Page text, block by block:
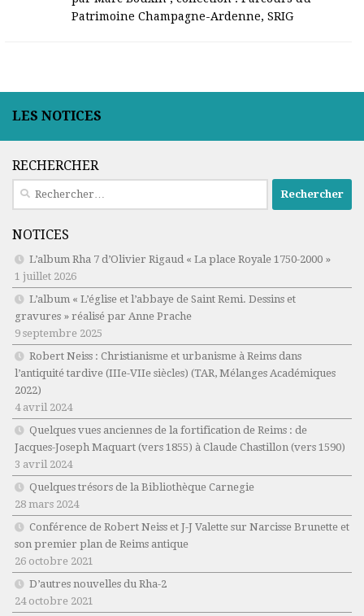
Patrimoine Champagne-Ardenne, SRIG
LES NOTICES
RECHERCHER
Rechercher :
NOTICES
L’album Rha 7 d’Olivier Rigaud « La place Royale 1750-2000 »
1 juillet 2026
L’album « L’église et l’abbaye de Saint Remi. Dessins et
gravures » réalisé par Anne Prache
9 septembre 2025
Robert Neiss : Christianisme et urbanisme à Reims dans
l’antiquité tardive (IIIe-VIIe siècles) (TAR, Mélanges Académiques
2022)
4 avril 2024
Quelques vues anciennes de la fortification de Reims : de
Jacques-Joseph Maquart (vers 1855) à Claude Chastillon (vers 1590)
3 avril 2024
Quelques trésors de la Bibliothèque Carnegie
28 mars 2024
Conférence de Robert Neiss et J-J Valette sur Narcisse Brunette et
son premier plan de Reims antique
26 octobre 2021
D’autres nouvelles du Rha-2
24 octobre 2021